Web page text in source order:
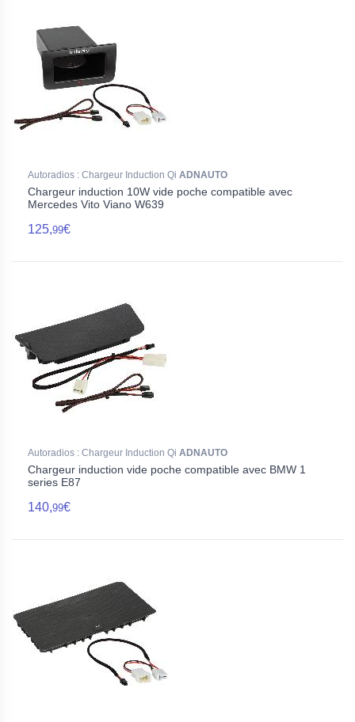
Autoradios : Chargeur Induction Qi ADNAUTO
Chargeur induction 10W vide poche compatible avec
Mercedes Vito Viano W639
125,99€
Autoradios : Chargeur Induction Qi ADNAUTO
Chargeur induction vide poche compatible avec BMW 1
series E87
140,99€